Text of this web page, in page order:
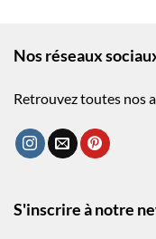
Nos réseaux
Retrouvez toutes nos
S'inscrire à notre